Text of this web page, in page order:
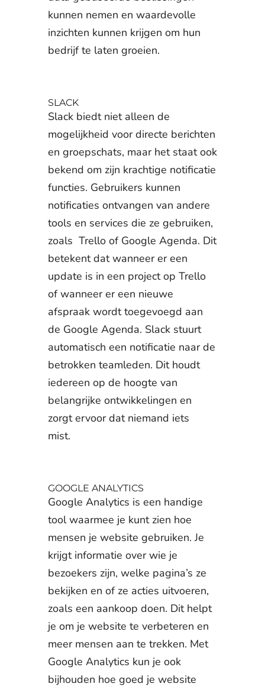
kunnen nemen en waardevolle
inzichten kunnen krijgen om hun
bedrijf te laten groeien.
SLACK
Slack biedt niet alleen de
mogelijkheid voor directe berichten
en groepschats, maar het staat ook
bekend om zijn krachtige notificatie
functies. Gebruikers kunnen
notificaties ontvangen van andere
tools en services die ze gebruiken,
zoals Trello of Google Agenda. Dit
betekent dat wanneer er een
update is in een project op Trello
of wanneer er een nieuwe
afspraak wordt toegevoegd aan
de Google Agenda. Slack stuurt
automatisch een notificatie naar de
betrokken teamleden. Dit houdt
iedereen op de hoogte van
belangrijke ontwikkelingen en
zorgt ervoor dat niemand iets
mist.
GOOGLE ANALYTICS
Google Analytics is een handige
tool waarmee je kunt zien hoe
mensen je website gebruiken. Je
krijgt informatie over wie je
bezoekers zijn, welke pagina’s ze
bekijken en of ze acties uitvoeren,
zoals een aankoop doen. Dit helpt
je om je website te verbeteren en
meer mensen aan te trekken. Met
Google Analytics kun je ook
bijhouden hoe goed je website